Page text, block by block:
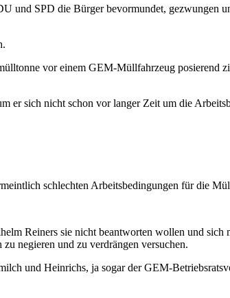
und SPD die Bürger bevormundet, gezwungen
vor einem GEM-Müllfahrzeug posierend
er sich nicht schon vor langer Zeit um die
schlechten Arbeitsbedingungen für die
Reiners sie nicht beantworten wollen und sich
negieren und zu verdrängen versuchen.
und Heinrichs, ja sogar der GEM-